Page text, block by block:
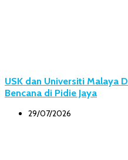
USK dan Universiti Malaya
Bencana di Pidie Jaya
29/07/2026